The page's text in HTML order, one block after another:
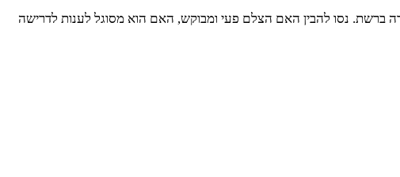
ברשת. נסו להבין האם הצלם פעי ומבוקש, האם הוא מסוגל לענות לדרישה